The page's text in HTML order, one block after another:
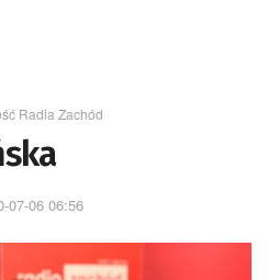
Radia Zachód
07-06 06:56